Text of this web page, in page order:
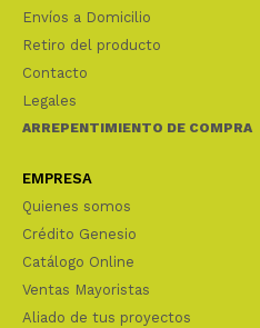
Envíos a Domicilio
Retiro del producto
Contacto
Legales
ARREPENTIMIENTO DE COMPRA
EMPRESA
Quienes somos
Crédito Genesio
Catálogo Online
Ventas Mayoristas
Aliado de tus proyectos